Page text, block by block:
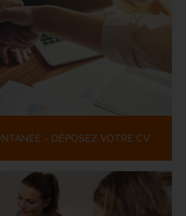
- DÉPOSEZ VOTRE CV